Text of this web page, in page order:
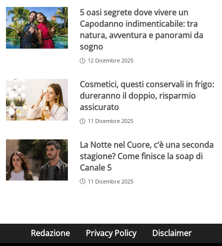
5 oasi segrete dove vivere un
Capodanno indimenticabile: tra
natura, avventura e panorami da
sogno
12 Dicembre 2025
Cosmetici, questi conservali in frigo:
dureranno il doppio, risparmio
assicurato
11 Dicembre 2025
La Notte nel Cuore, c’è una seconda
stagione? Come finisce la soap di
Canale 5
11 Dicembre 2025
Redazione Privacy Policy Disclaimer